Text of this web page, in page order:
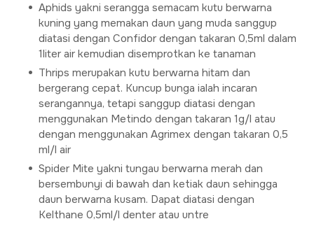
Aphids yakni serangga semacam kutu berwarna
kuning yang memakan daun yang muda sanggup
diatasi dengan Confidor dengan takaran 0,5ml dalam
1liter air kemudian disemprotkan ke tanaman
Thrips merupakan kutu berwarna hitam dan
bergerang cepat. Kuncup bunga ialah incaran
serangannya, tetapi sanggup diatasi dengan
menggunakan Metindo dengan takaran 1g/l atau
dengan menggunakan Agrimex dengan takaran 0,5
ml/l air
Spider Mite yakni tungau berwarna merah dan
bersembunyi di bawah dan ketiak daun sehingga
daun berwarna kusam. Dapat diatasi dengan
Kelthane 0,5ml/l denter atau untre